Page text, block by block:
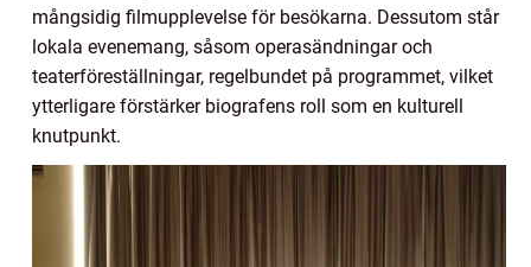
mångsidig filmupplevelse för besökarna. Dessutom står
lokala evenemang, såsom operasändningar och
teaterföreställningar, regelbundet på programmet, vilket
ytterligare förstärker biografens roll som en kulturell
knutpunkt.